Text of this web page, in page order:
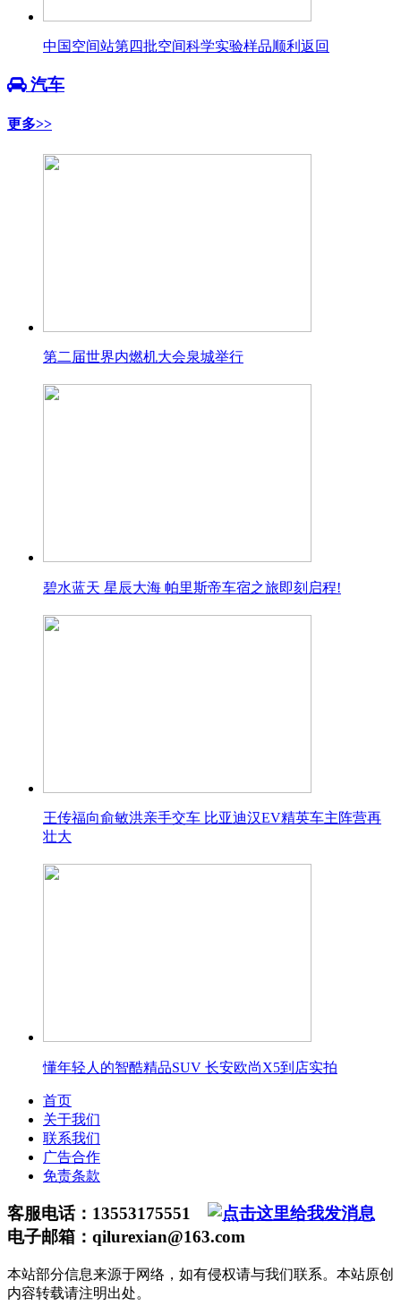
中国空间站第四批空间科学实验样品顺利返回
汽车
更多>>
第二届世界内燃机大会泉城举行
碧水蓝天 星辰大海 帕里斯帝车宿之旅即刻启程!
王传福向俞敏洪亲手交车 比亚迪汉EV精英车主阵营再
壮大
懂年轻人的智酷精品SUV 长安欧尚X5到店实拍
首页
关于我们
联系我们
广告合作
免责条款
客服电话：13553175551
电子邮箱：qilurexian@163.com
本站部分信息来源于网络，如有侵权请与我们联系。本站原创
内容转载请注明出处。